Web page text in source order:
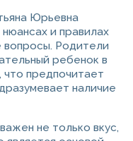
Юрьевна
и правилах
вопросы. Родители
ребенок в
предпочитает
наличие
не только вкус,